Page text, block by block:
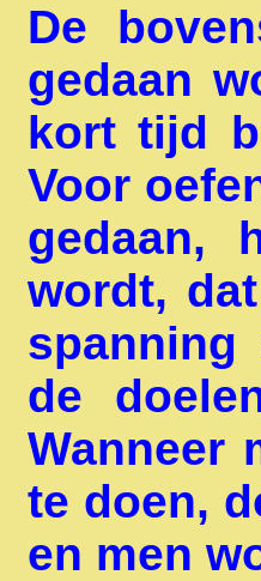
De
gedaan
kort tijd
Voor
gedaan,
wordt,
spanning
de
Wanneer
te doen,
en men